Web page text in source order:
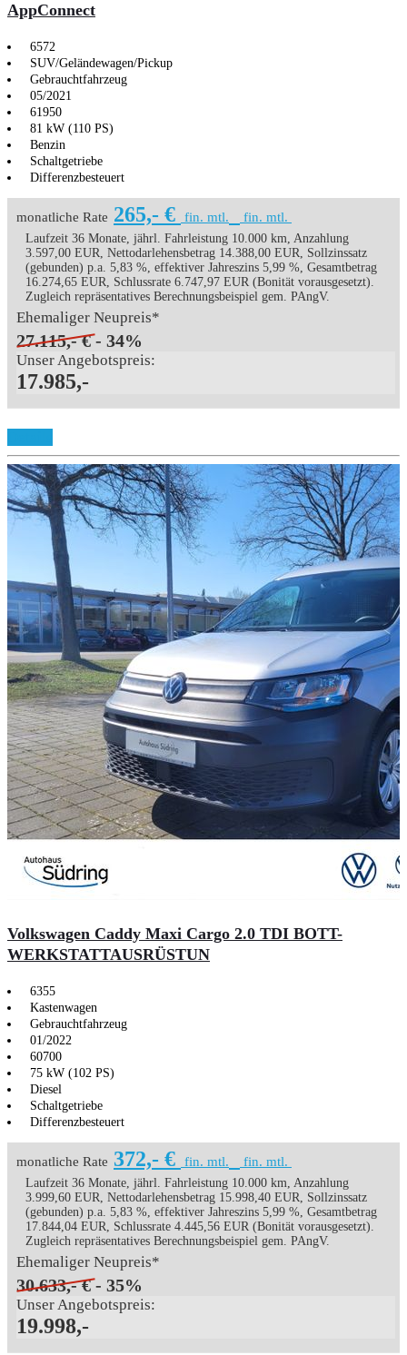
AppConnect
6572
SUV/Geländewagen/Pickup
Gebrauchtfahrzeug
05/2021
61950
81 kW (110 PS)
Benzin
Schaltgetriebe
Differenzbesteuert
monatliche Rate 265,- € fin. mtl. fin. mtl.
Laufzeit 36 Monate, jährl. Fahrleistung 10.000 km, Anzahlung
3.597,00 EUR, Nettodarlehensbetrag 14.388,00 EUR, Sollzinssatz
(gebunden) p.a. 5,83 %, effektiver Jahreszins 5,99 %, Gesamtbetrag
16.274,65 EUR, Schlussrate 6.747,97 EUR (Bonität vorausgesetzt).
Zugleich repräsentatives Berechnungsbeispiel gem. PAngV.
Ehemaliger Neupreis*
27.115,- € - 34%
Unser Angebotspreis:
17.985,-
Volkswagen Caddy Maxi Cargo 2.0 TDI BOTT-
WERKSTATTAUSRÜSTUN
6355
Kastenwagen
Gebrauchtfahrzeug
01/2022
60700
75 kW (102 PS)
Diesel
Schaltgetriebe
Differenzbesteuert
monatliche Rate 372,- € fin. mtl. fin. mtl.
Laufzeit 36 Monate, jährl. Fahrleistung 10.000 km, Anzahlung
3.999,60 EUR, Nettodarlehensbetrag 15.998,40 EUR, Sollzinssatz
(gebunden) p.a. 5,83 %, effektiver Jahreszins 5,99 %, Gesamtbetrag
17.844,04 EUR, Schlussrate 4.445,56 EUR (Bonität vorausgesetzt).
Zugleich repräsentatives Berechnungsbeispiel gem. PAngV.
Ehemaliger Neupreis*
30.633,- € - 35%
Unser Angebotspreis:
19.998,-